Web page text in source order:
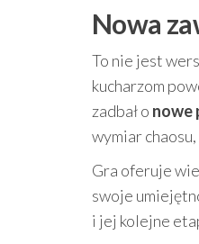
Nowa
To nie jest
kucharzom
zadbał o nowe
wymiar
Gra oferuje
swoje
i jej kolejne